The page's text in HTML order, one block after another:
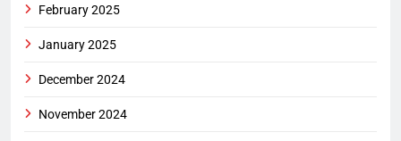
February 2025
January 2025
December 2024
November 2024